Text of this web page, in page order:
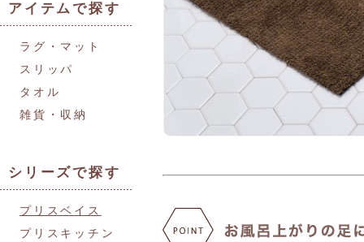
アイテムで探す
ラグ・マット
スリッパ
タオル
雑貨・収納
シリーズで探す
プリスベイス
プリスキッチン